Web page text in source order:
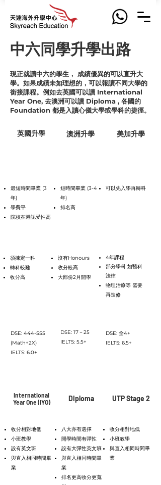
中六同學升學出路
現正就讀中六的學生， 成績優異的可以直升大
學。如果成績未如理想的，可以報讀不同大學的
銜接課程。例如去英國可以讀 International
Year One, 去澳洲可以讀 Diploma , 各國的
Foundation 都是入讀心儀大學或學科的捷徑。
英國升學 澳洲升學 美加升學
最短時間畢業 (3
年)
學費平
院校在港認受性高
短時間畢業 (3-4
年)
排名高
可以先入學再轉科
須揀定一科
轉科較難
收分高
沒有Honours
收分較高
大部份2月開學
4年課程
部分學科 如醫科
法律
物理治療等 需要
再進修
DSE: 444-555
(Math+2X)
IELTS: 6.0+
DSE: 17－25
IELTS: 5.5+
DSE: 全4+
IELTS: 6.5+
International
Year One (IYO)
Diploma UTP Stage 2
收分相對地低
小班教學
設有英文班
與直入相同時間畢
業
八大亦有選擇
開學時間有彈性
設有大彈性英文班
與直入相同時間畢
業
排名更高收分更寬
收分相對地低
小班教學
與直入相同時間畢
業